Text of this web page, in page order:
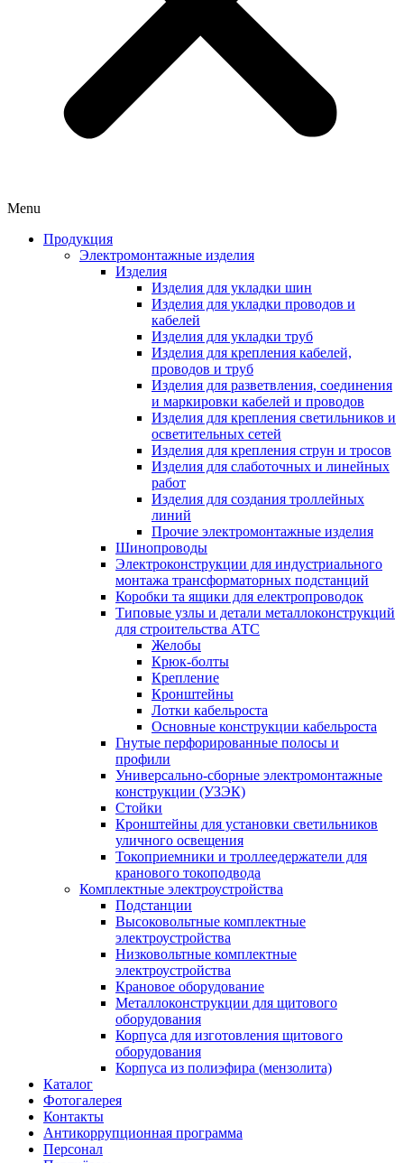
Menu
Продукция
Электромонтажные изделия
Изделия
Изделия для укладки шин
Изделия для укладки проводов и
кабелей
Изделия для укладки труб
Изделия для крепления кабелей,
проводов и труб
Изделия для разветвления, соединения
и маркировки кабелей и проводов
Изделия для крепления светильников и
осветительных сетей
Изделия для крепления струн и тросов
Изделия для слаботочных и линейных
работ
Изделия для создания троллейных
линий
Прочие электромонтажные изделия
Шинопроводы
Электроконструкции для индустриального
монтажа трансформаторных подстанций
Коробки та ящики для електропроводок
Типовые узлы и детали металлоконструкций
для строительства АТС
Желобы
Крюк-болты
Крепление
Кронштейны
Лотки кабельроста
Основные конструкции кабельроста
Гнутые перфорированные полосы и
профили
Универсально-сборные электромонтажные
конструкции (УЗЭК)
Стойки
Кронштейны для установки светильников
уличного освещения
Токоприемники и троллеедержатели для
кранового токоподвода
Комплектные электроустройства
Подстанции
Высоковольтные комплектные
электроустройства
Низковольтные комплектные
электроустройства
Крановое оборудование
Металлоконструкции для щитового
оборудования
Корпуса для изготовления щитового
оборудования
Корпуса из полиэфира (мензолита)
Каталог
Фотогалерея
Контакты
Антикоррупционная программа
Персонал